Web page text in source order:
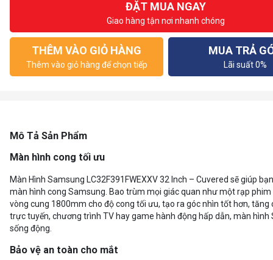
ĐẶT MUA NGAY
Giao hàng tận nơi nhanh chóng
THÊM VÀO GIỎ HÀNG
Thêm vào giỏ hàng để chọn tiếp
MUA TRẢ
Lãi suất 0%
Mô Tả Sản Phẩm
Màn hình cong tối ưu
Màn Hình Samsung LC32F391FWEXXV 32 Inch – Cuvered sẽ giúp
màn hình cong Samsung. Bao trùm mọi giác quan như một rạp
vòng cung 1800mm cho độ cong tối ưu, tạo ra góc nhìn tốt hơn,
trực tuyến, chương trình TV hay game hành động hấp dẫn, màn
sống động.
Bảo vệ an toàn cho mắt